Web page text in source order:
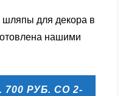
для декора в
нашими
700 РУБ. СО 2-